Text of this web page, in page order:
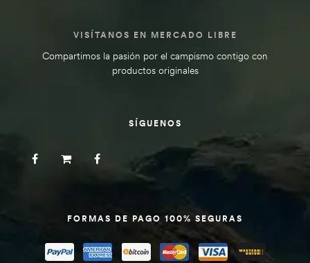
VISÍTANOS EN MERCADO LIBRE
Compartimos la pasión por el campismo contigo con
productos originales
SÍGUENOS
FORMAS DE PAGO 100% SEGURAS